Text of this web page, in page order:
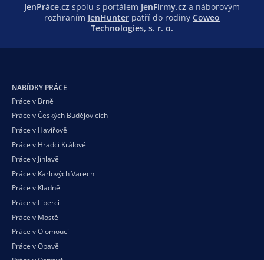
JenPráce.cz spolu s portálem JenFirmy.cz a náborovým
rozhraním JenHunter patří do rodiny Coweo
Technologies, s. r. o.
NABÍDKY PRÁCE
Práce v Brně
Práce v Českých Budějovicích
Práce v Havířově
Práce v Hradci Králové
Práce v Jihlavě
Práce v Karlových Varech
Práce v Kladně
Práce v Liberci
Práce v Mostě
Práce v Olomouci
Práce v Opavě